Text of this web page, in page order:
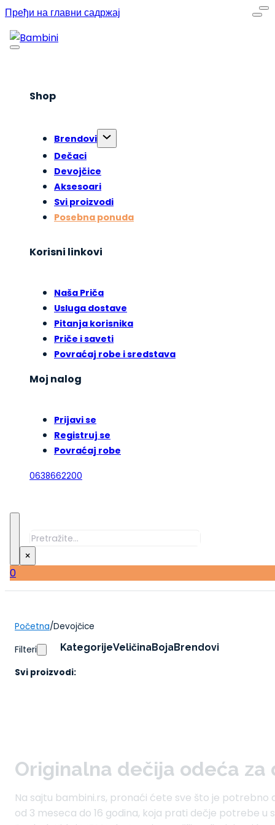
Пређи на главни садржај
Shop
Brendovi
Dečaci
Devojčice
Aksesoari
Svi proizvodi
Posebna ponuda
Korisni linkovi
Naša Priča
Usluga dostave
Pitanja korisnika
Priče i saveti
Povraćaj robe i sredstava
Moj nalog
Prijavi se
Registruj se
Povraćaj robe
0638662200
Pretraga
×
0
Početna/Devojčice
Filteri KategorijeVeličinaBojaBrendovi
Svi proizvodi:
Originalna dečija odeća
Na sajtu bambini.rs, pronaći ćete sve što je potrebno
od 3 meseca do 16 godina, koja prati dečje potrebe